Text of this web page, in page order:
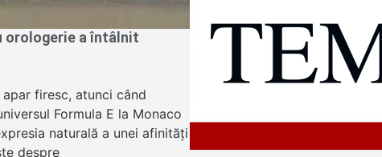
orologerie a întâlnit
firesc, atunci când
Formula E la Monaco
naturală a unei afinități
despre